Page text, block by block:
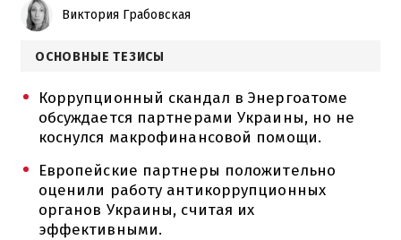
Виктория Грабовская
ОСНОВНЫЕ ТЕЗИСЫ
Коррупционный скандал в Энергоатоме
обсуждается партнерами Украины, но не
коснулся макрофинансовой помощи.
Европейские партнеры положительно
оценили работу антикоррупционных
органов Украины, считая их
эффективными.